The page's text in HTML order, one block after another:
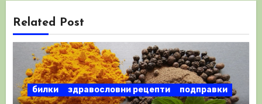
Related Post
билки здравословни рецепти подправки